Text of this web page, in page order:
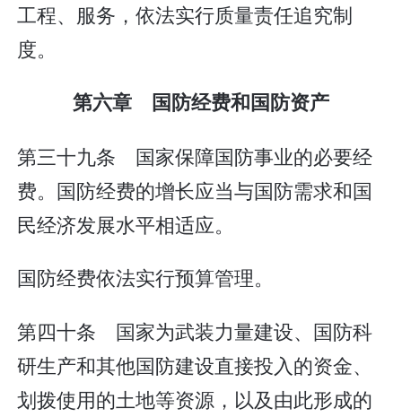
工程、服务，依法实行质量责任追究制
度。
第六章 国防经费和国防资产
第三十九条 国家保障国防事业的必要经
费。国防经费的增长应当与国防需求和国
民经济发展水平相适应。
国防经费依法实行预算管理。
第四十条 国家为武装力量建设、国防科
研生产和其他国防建设直接投入的资金、
划拨使用的土地等资源，以及由此形成的